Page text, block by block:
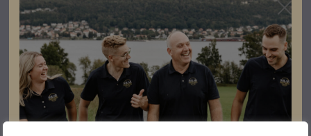
Specifikationer
Batteriförberedd JA